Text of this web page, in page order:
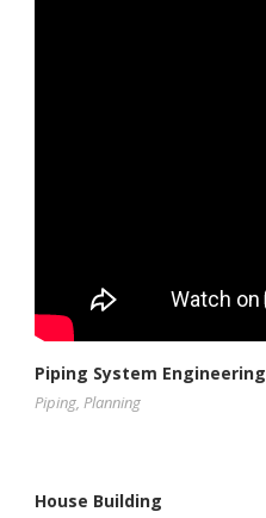
Piping System Engineering
Piping, Planning
House Building